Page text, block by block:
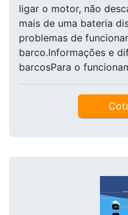
ligar o motor, não
mais de uma bateria
problemas de
barco.Informações e
barcosPara o